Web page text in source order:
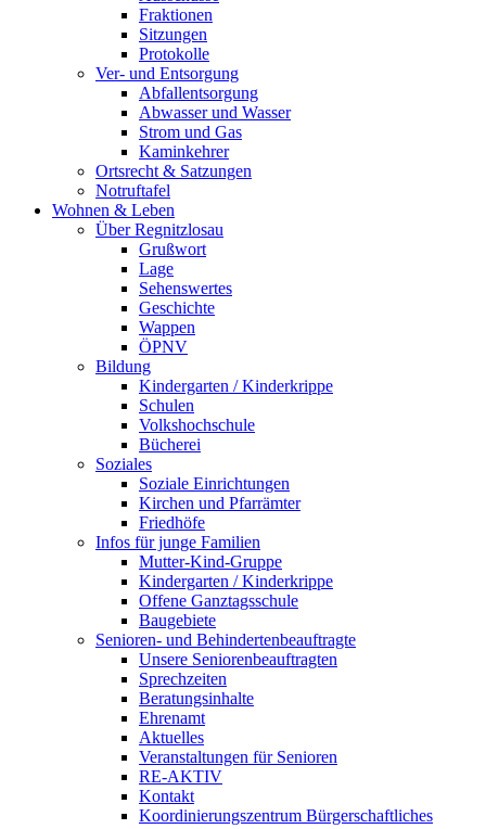
Fraktionen
Sitzungen
Protokolle
Ver- und Entsorgung
Abfallentsorgung
Abwasser und Wasser
Strom und Gas
Kaminkehrer
Ortsrecht & Satzungen
Notruftafel
Wohnen & Leben
Über Regnitzlosau
Grußwort
Lage
Sehenswertes
Geschichte
Wappen
ÖPNV
Bildung
Kindergarten / Kinderkrippe
Schulen
Volkshochschule
Bücherei
Soziales
Soziale Einrichtungen
Kirchen und Pfarrämter
Friedhöfe
Infos für junge Familien
Mutter-Kind-Gruppe
Kindergarten / Kinderkrippe
Offene Ganztagsschule
Baugebiete
Senioren- und Behindertenbeauftragte
Unsere Seniorenbeauftragten
Sprechzeiten
Beratungsinhalte
Ehrenamt
Aktuelles
Veranstaltungen für Senioren
RE-AKTIV
Kontakt
Koordinierungszentrum Bürgerschaftliches